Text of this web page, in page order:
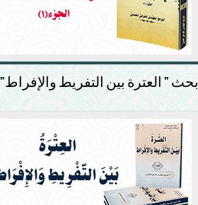
بحث ” العترة بين التفريط والإفراط”